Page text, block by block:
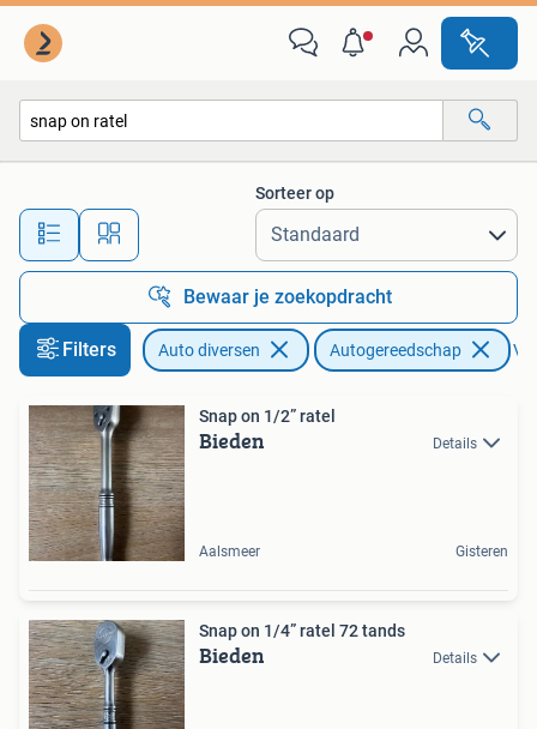
Alle afstanden…
Sorteer op
Bewaar je zoekopdracht
Filters Auto diversen Autogereedschap
Snap on 1/2” ratel
Bieden Details
Aalsmeer Gisteren
Snap on 1/4” ratel 72 tands
Bieden Details